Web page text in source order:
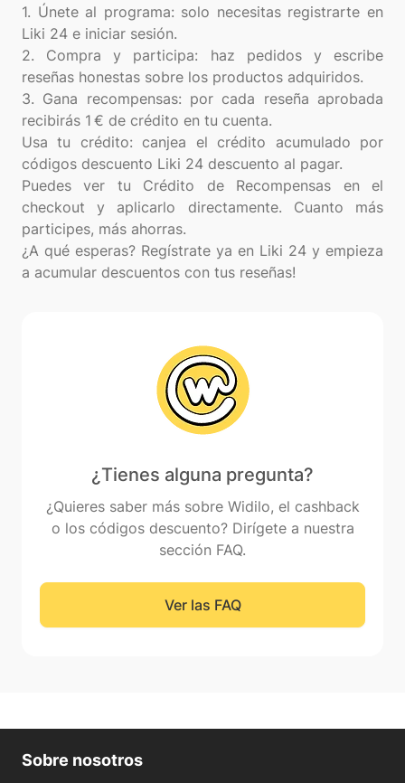
1. Únete al programa: solo necesitas registrarte en
Liki 24 e iniciar sesión.
2. Compra y participa: haz pedidos y escribe
reseñas honestas sobre los productos adquiridos.
3. Gana recompensas: por cada reseña aprobada
recibirás 1 € de crédito en tu cuenta.
Usa tu crédito: canjea el crédito acumulado por
códigos descuento Liki 24 descuento al pagar.
Puedes ver tu Crédito de Recompensas en el
checkout y aplicarlo directamente. Cuanto más
participes, más ahorras.
¿A qué esperas? Regístrate ya en Liki 24 y empieza
¿Tienes alguna pregunta?
¿Quieres saber más sobre Widilo, el cashback
o los códigos descuento? Dirígete a nuestra
sección FAQ.
Ver las FAQ
Sobre nosotros